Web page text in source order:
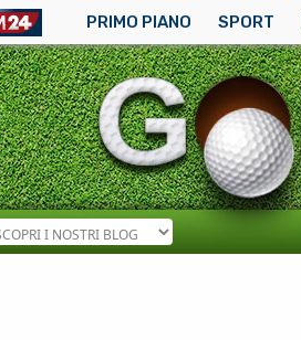
PRIMO PIANO SPORT